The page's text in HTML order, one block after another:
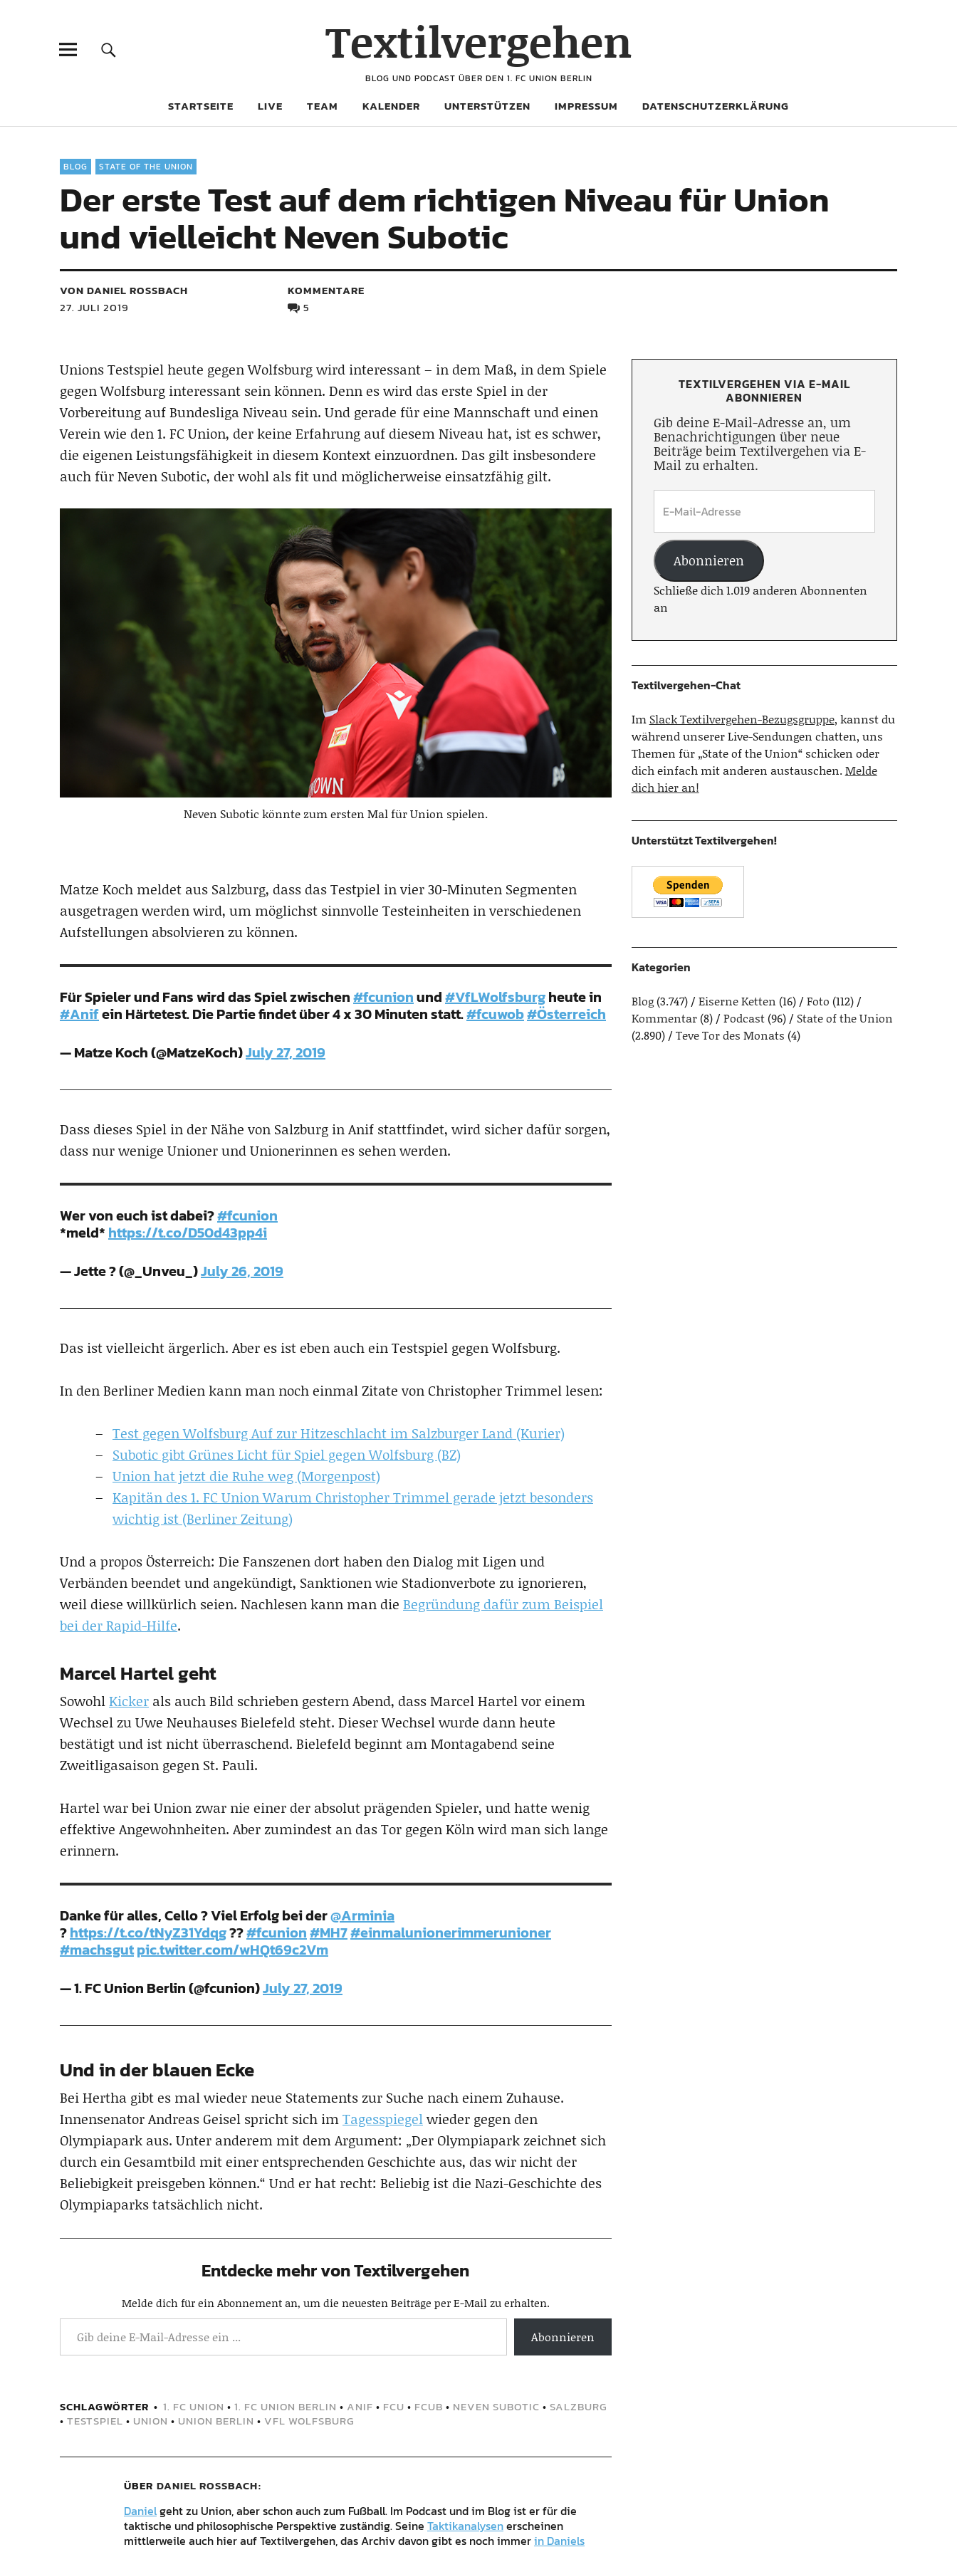
Textilvergehen
BLOG UND PODCAST ÜBER DEN 1. FC UNION BERLIN
STARTSEITE LIVE TEAM KALENDER UNTERSTÜTZEN IMPRESSUM DATENSCHUTZERKLÄRUNG
BLOG STATE OF THE UNION
Der erste Test auf dem richtigen Niveau für Union
und vielleicht Neven Subotic
VON DANIEL ROSSBACH
27. JULI 2019
KOMMENTARE
5
Unions Testspiel heute gegen Wolfsburg wird interessant – in dem Maß, in dem Spiele
gegen Wolfsburg interessant sein können. Denn es wird das erste Spiel in der
Vorbereitung auf Bundesliga Niveau sein. Und gerade für eine Mannschaft und einen
Verein wie den 1. FC Union, der keine Erfahrung auf diesem Niveau hat, ist es schwer,
die eigenen Leistungsfähigkeit in diesem Kontext einzuordnen. Das gilt insbesondere
auch für Neven Subotic, der wohl als fit und möglicherweise einsatzfähig gilt.
Neven Subotic könnte zum ersten Mal für Union spielen.
Matze Koch meldet aus Salzburg, dass das Testpiel in vier 30-Minuten Segmenten
ausgetragen werden wird, um möglichst sinnvolle Testeinheiten in verschiedenen
Aufstellungen absolvieren zu können.
Für Spieler und Fans wird das Spiel zwischen#fcunionund#VfLWolfsburgheute in
#Anifein Härtetest. Die Partie findet über 4 x 30 Minuten statt.#fcuwob#Österreich
— Matze Koch (@MatzeKoch)July 27, 2019
Dass dieses Spiel in der Nähe von Salzburg in Anif stattfindet, wird sicher dafür sorgen,
dass nur wenige Unioner und Unionerinnen es sehen werden.
Wer von euch ist dabei?#fcunion
*meld*https://t.co/D50d43pp4i
— Jette ? (@_Unveu_)July 26, 2019
Das ist vielleicht ärgerlich. Aber es ist eben auch ein Testspiel gegen Wolfsburg.
In den Berliner Medien kann man noch einmal Zitate von Christopher Trimmel lesen:
Test gegen Wolfsburg Auf zur Hitzeschlacht im Salzburger Land (Kurier)
Subotic gibt Grünes Licht für Spiel gegen Wolfsburg (BZ)
Union hat jetzt die Ruhe weg (Morgenpost)
Kapitän des 1. FC Union Warum Christopher Trimmel gerade jetzt besonders
wichtig ist (Berliner Zeitung)
Und a propos Österreich: Die Fanszenen dort haben den Dialog mit Ligen und
Verbänden beendet und angekündigt, Sanktionen wie Stadionverbote zu ignorieren,
weil diese willkürlich seien. Nachlesen kann man die Begründung dafür zum Beispiel
bei der Rapid-Hilfe.
Marcel Hartel geht
SowohlKicker als auch Bild schrieben gestern Abend, dass Marcel Hartel vor einem
Wechsel zu Uwe Neuhauses Bielefeld steht. Dieser Wechsel wurde dann heute
bestätigt und ist nicht überraschend. Bielefeld beginnt am Montagabend seine
Zweitligasaison gegen St. Pauli.
Hartel war bei Union zwar nie einer der absolut prägenden Spieler, und hatte wenig
effektive Angewohnheiten. Aber zumindest an das Tor gegen Köln wird man sich lange
erinnern.
Danke für alles, Cello ? Viel Erfolg bei der@Arminia
?https://t.co/tNyZ31Ydqg??#fcunion#MH7#einmalunionerimmerunioner
#machsgutpic.twitter.com/wHQt69c2Vm
— 1. FC Union Berlin (@fcunion)July 27, 2019
Und in der blauen Ecke
Bei Hertha gibt es mal wieder neue Statements zur Suche nach einem Zuhause.
Innensenator Andreas Geisel spricht sich imTagesspiegelwieder gegen den
Olympiapark aus. Unter anderem mit dem Argument: „Der Olympiapark zeichnet sich
durch ein Gesamtbild mit einer entsprechenden Geschichte aus, das wir nicht der
Beliebigkeit preisgeben können.“ Und er hat recht: Beliebig ist die Nazi-Geschichte des
Olympiaparks tatsächlich nicht.
Entdecke mehr von Textilvergehen
Melde dich für ein Abonnement an, um die neuesten Beiträge per E-Mail zu erhalten.
Abonnieren
SCHLAGWÖRTER 1. FC UNION • 1. FC UNION BERLIN • ANIF • FCU • FCUB • NEVEN SUBOTIC • SALZBURG
• TESTSPIEL • UNION • UNION BERLIN • VFL WOLFSBURG
ÜBER DANIEL ROSSBACH
Danielgeht zu Union, aber schon auch zum Fußball. Im Podcast und im Blog ist er für die
taktische und philosophische Perspektive zuständig. Seine Taktikanalysenerscheinen
mittlerweile auch hier auf Textilvergehen, das Archiv davon gibt es noch immerin Daniels
TEXTILVERGEHEN VIA E-MAIL
ABONNIEREN
Gib deine E-Mail-Adresse an, um
Benachrichtigungen über neue
Beiträge beim Textilvergehen via E-
Mail zu erhalten.
Abonnieren
Schließe dich 1.019 anderen Abonnenten
an
Textilvergehen-Chat
Im Slack Textilvergehen-Bezugsgruppe, kannst du
während unserer Live-Sendungen chatten, uns
Themen für „State of the Union“ schicken oder
dich einfach mit anderen austauschen.Melde
dich hier an!
Unterstützt Textilvergehen!
Kategorien
Blog(3.747) Eiserne Ketten (16) Foto (112)
Kommentar(8) Podcast(96)
State of the Union
(2.890)
Teve Tor des Monats (4)